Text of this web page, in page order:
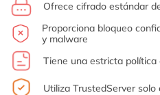
Ofrece cifrado estándar
Proporciona bloqueo
y malware
Tiene una estricta
Utiliza TrustedServer